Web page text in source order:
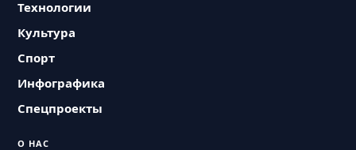
Технологии
Культура
Спорт
Инфографика
Спецпроекты
О НАС